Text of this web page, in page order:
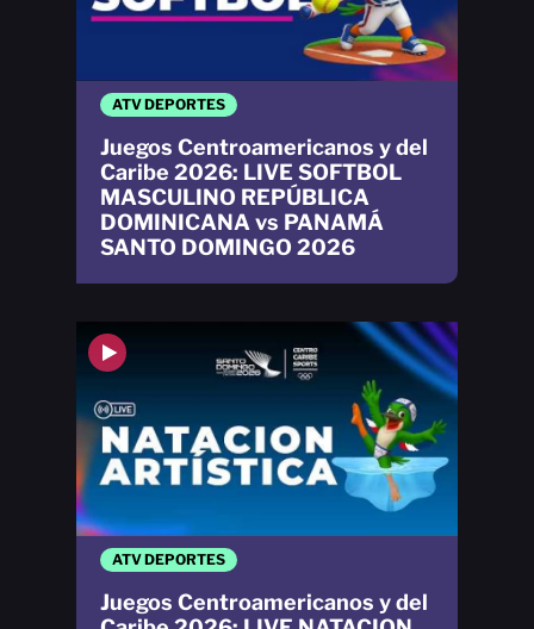
ATV DEPORTES
Juegos Centroamericanos y del
ATV DEPORTES
Juegos Centroamericanos y del
Caribe 2026: LIVE SOFTBOL
MASCULINO REPÚBLICA
DOMINICANA vs PANAMÁ
SANTO DOMINGO 2026